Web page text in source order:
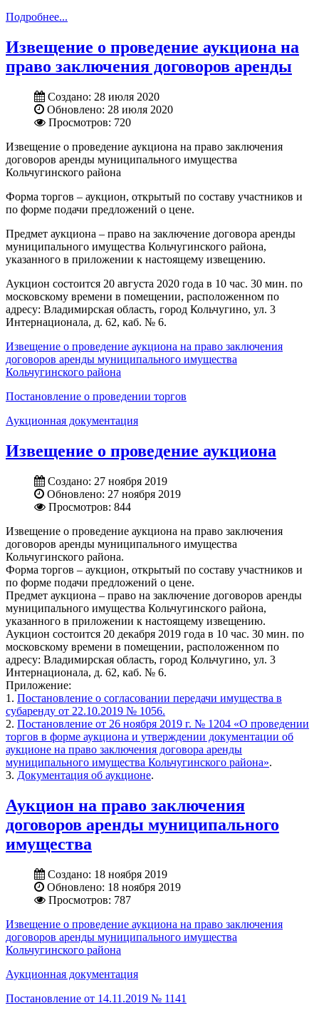
Подробнее...
Извещение о проведение аукциона на
право заключения договоров аренды
Создано: 28 июля 2020
Обновлено: 28 июля 2020
Просмотров: 720
Извещение о проведение аукциона на право заключения
договоров аренды муниципального имущества
Кольчугинского района
Форма торгов – аукцион, открытый по составу участников и
по форме подачи предложений о цене.
Предмет аукциона – право на заключение договора аренды
муниципального имущества Кольчугинского района,
указанного в приложении к настоящему извещению.
Аукцион состоится 20 августа 2020 года в 10 час. 30 мин. по
московскому времени в помещении, расположенном по
адресу: Владимирская область, город Кольчугино, ул. 3
Интернационала, д. 62, каб. № 6.
Извещение о проведение аукциона на право заключения
договоров аренды муниципального имущества
Кольчугинского района
Постановление о проведении торгов
Аукционная документация
Извещение о проведение аукциона
Создано: 27 ноября 2019
Обновлено: 27 ноября 2019
Просмотров: 844
Извещение о проведение аукциона на право заключения
договоров аренды муниципального имущества
Кольчугинского района.
Форма торгов – аукцион, открытый по составу участников и
по форме подачи предложений о цене.
Предмет аукциона – право на заключение договоров аренды
муниципального имущества Кольчугинского района,
указанного в приложении к настоящему извещению.
Аукцион состоится 20 декабря 2019 года в 10 час. 30 мин. по
московскому времени в помещении, расположенном по
адресу: Владимирская область, город Кольчугино, ул. 3
Интернационала, д. 62, каб. № 6.
Приложение:
1. Постановление о согласовании передачи имущества в
субаренду от 22.10.2019 № 1056.
2. Постановление от 26 ноября 2019 г. № 1204 «О проведении
торгов в форме аукциона и утверждении документации об
аукционе на право заключения договора аренды
муниципального имущества Кольчугинского района».
3. Документация об аукционе.
Аукцион на право заключения
договоров аренды муниципального
имущества
Создано: 18 ноября 2019
Обновлено: 18 ноября 2019
Просмотров: 787
Извещение о проведение аукциона на право заключения
договоров аренды муниципального имущества
Кольчугинского района
Аукционная документация
Постановление от 14.11.2019 № 1141